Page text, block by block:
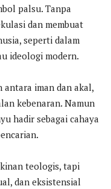
palsu. Tanpa
dan membuat
seperti dalam
ideologi modern.
antara iman dan akal,
kebenaran. Namun
hadir sebagai cahaya
teologis, tapi
dan eksistensial